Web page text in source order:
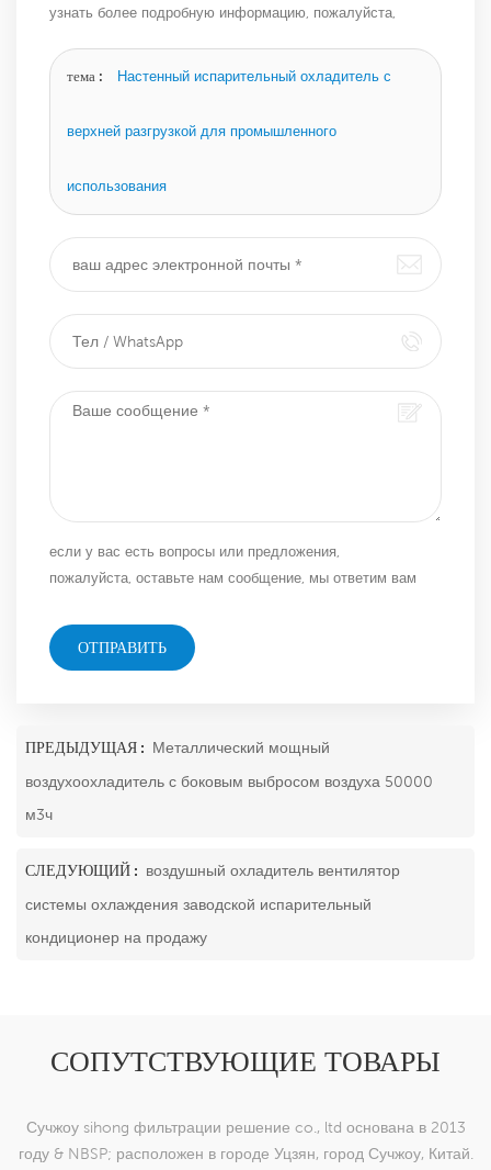
узнать более подробную информацию, пожалуйста,
только сможем.
тема : Настенный испарительный охладитель с
верхней разгрузкой для промышленного
использования
если у вас есть вопросы или предложения,
пожалуйста, оставьте нам сообщение, мы ответим вам
ОТПРАВИТЬ
ПРЕДЫДУЩАЯ : Металлический мощный
воздухоохладитель с боковым выбросом воздуха 50000
м3ч
СЛЕДУЮЩИЙ : воздушный охладитель вентилятор
системы охлаждения заводской испарительный
кондиционер на продажу
СОПУТСТВУЮЩИЕ ТОВАРЫ
Сучжоу sihong фильтрации решение co., ltd основана в 2013
году & NBSP; расположен в городе Уцзян, город Сучжоу, Китай.